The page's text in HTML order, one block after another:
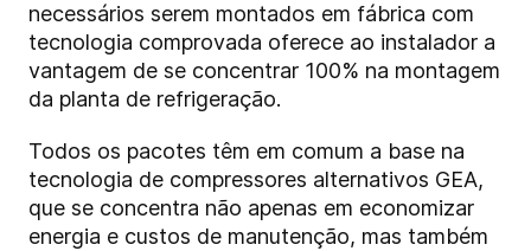
necessários serem montados em fábrica com
tecnologia comprovada oferece ao instalador a
vantagem de se concentrar 100% na montagem
da planta de refrigeração.
Todos os pacotes têm em comum a base na
tecnologia de compressores alternativos GEA,
que se concentra não apenas em economizar
energia e custos de manutenção, mas também